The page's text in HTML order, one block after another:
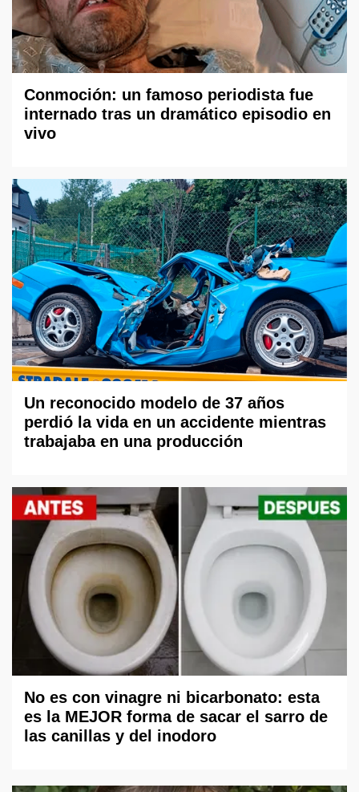
Conmoción: un famoso periodista fue
internado tras un dramático episodio en
vivo
Un reconocido modelo de 37 años
perdió la vida en un accidente mientras
trabajaba en una producción
No es con vinagre ni bicarbonato: esta
es la MEJOR forma de sacar el sarro de
las canillas y del inodoro